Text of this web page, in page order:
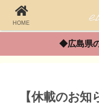
◆広島県
【休載のお知
HOME